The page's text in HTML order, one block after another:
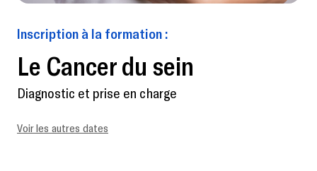
Inscription à la formation :
Le Cancer du sein
Diagnostic et prise en charge
Voir les autres dates